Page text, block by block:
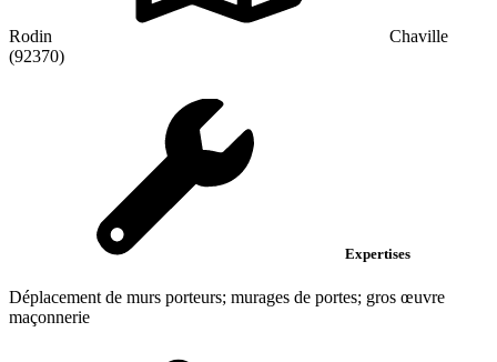
Rodin
Chaville
(92370)
Expertises
Déplacement de murs porteurs; murages de portes; gros œuvre
maçonnerie